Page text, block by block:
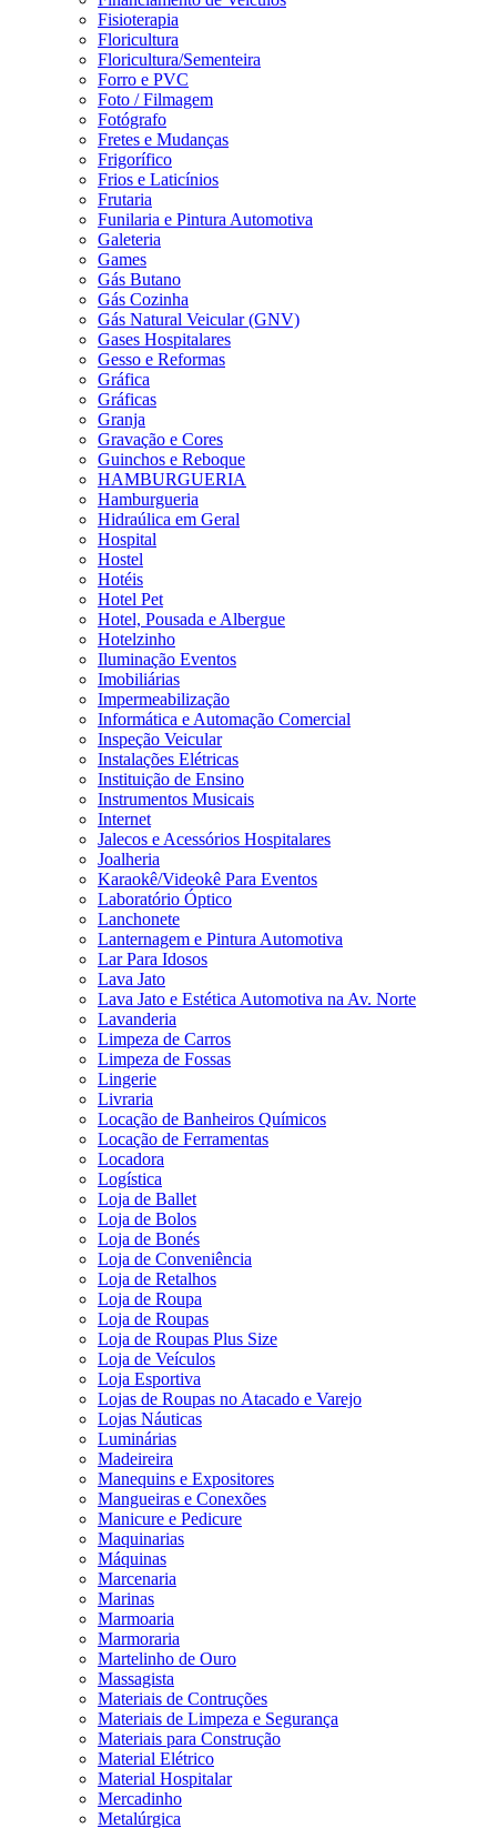
Fisioterapia
Floricultura
Floricultura/Sementeira
Forro e PVC
Foto / Filmagem
Fotógrafo
Fretes e Mudanças
Frigorífico
Frios e Laticínios
Frutaria
Funilaria e Pintura Automotiva
Galeteria
Games
Gás Butano
Gás Cozinha
Gás Natural Veicular (GNV)
Gases Hospitalares
Gesso e Reformas
Gráfica
Gráficas
Granja
Gravação e Cores
Guinchos e Reboque
HAMBURGUERIA
Hamburgueria
Hidraúlica em Geral
Hospital
Hostel
Hotéis
Hotel Pet
Hotel, Pousada e Albergue
Hotelzinho
Iluminação Eventos
Imobiliárias
Impermeabilização
Informática e Automação Comercial
Inspeção Veicular
Instalações Elétricas
Instituição de Ensino
Instrumentos Musicais
Internet
Jalecos e Acessórios Hospitalares
Joalheria
Karaokê/Videokê Para Eventos
Laboratório Óptico
Lanchonete
Lanternagem e Pintura Automotiva
Lar Para Idosos
Lava Jato
Lava Jato e Estética Automotiva na Av. Norte
Lavanderia
Limpeza de Carros
Limpeza de Fossas
Lingerie
Livraria
Locação de Banheiros Químicos
Locação de Ferramentas
Locadora
Logística
Loja de Ballet
Loja de Bolos
Loja de Bonés
Loja de Conveniência
Loja de Retalhos
Loja de Roupa
Loja de Roupas
Loja de Roupas Plus Size
Loja de Veículos
Loja Esportiva
Lojas de Roupas no Atacado e Varejo
Lojas Náuticas
Luminárias
Madeireira
Manequins e Expositores
Mangueiras e Conexões
Manicure e Pedicure
Maquinarias
Máquinas
Marcenaria
Marinas
Marmoaria
Marmoraria
Martelinho de Ouro
Massagista
Materiais de Contruções
Materiais de Limpeza e Segurança
Materiais para Construção
Material Elétrico
Material Hospitalar
Mercadinho
Metalúrgica